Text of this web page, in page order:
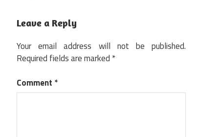
Leave a Reply
Your email address will not be published.
Required fields are marked *
Comment *